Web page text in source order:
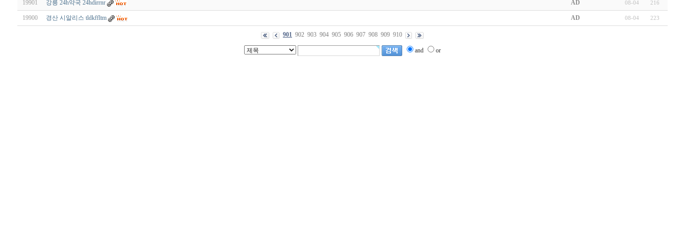
19901 강릉 24h약국 24hdirrnr AD 08-04 216
19900 경산 시알리스 tldkffltm AD 08-04 223
901 902 903 904 905 906 907 908 909 910
and or